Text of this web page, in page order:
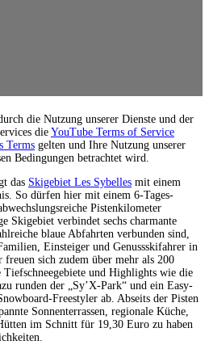
die Nutzung unserer Dienste und der
die YouTube Terms of Service
Terms gelten und Ihre Nutzung unserer
Bedingungen betrachtet wird.
das Skigebiet Les Sybelles mit einem
So dürfen hier mit einem 6-Tages-
Pistenkilometer
Skigebiet verbindet sechs charmante
blaue Abfahrten verbunden sind,
Einsteiger und Genussskifahrer in
sich zudem über mehr als 200
und Highlights wie die
runden der „Sy’X-Park“ und ein Easy-
Freestyler ab. Abseits der Pisten
Sonnenterrassen, regionale Küche,
im Schnitt für 19,30 Euro zu haben